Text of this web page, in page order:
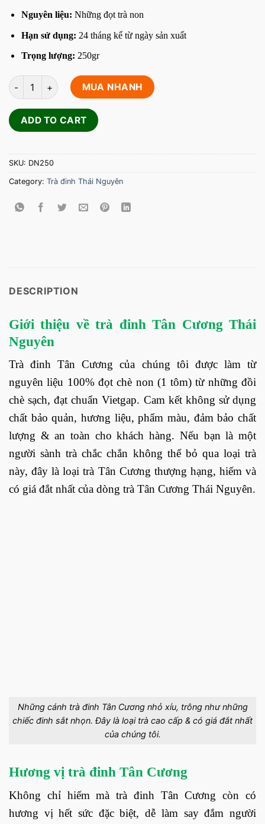
Nguyên liệu: Những đọt trà non
Hạn sử dụng: 24 tháng kể từ ngày sản xuất
Trọng lượng: 250gr
Trà Đinh Ngọc Thái Nguyên 250gr quantity
MUA NHANH
ADD TO CART
SKU: DN250
Category: Trà đinh Thái Nguyên
DESCRIPTION
Giới thiệu về trà đinh Tân Cương Thái
Nguyên
Trà đinh Tân Cương của chúng tôi được làm từ
nguyên liệu 100% đọt chè non (1 tôm) từ những đồi
chè sạch, đạt chuẩn Vietgap. Cam kết không sử dụng
chất bảo quản, hương liệu, phẩm màu, đảm bảo chất
lượng & an toàn cho khách hàng. Nếu bạn là một
người sành trà chắc chắn không thể bỏ qua loại trà
này, đây là loại trà Tân Cương thượng hạng, hiếm và
có giá đắt nhất của dòng trà Tân Cương Thái Nguyên.
Những cánh trà đinh Tân Cương nhỏ xíu, trông như những
chiếc đinh sắt nhọn. Đây là loại trà cao cấp & có giá đắt nhất
của chúng tôi.
Hương vị trà đinh Tân Cương
Không chỉ hiếm mà trà đinh Tân Cương còn có
hương vị hết sức đặc biệt, dễ làm say đắm người